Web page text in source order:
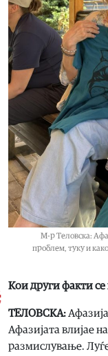
М-р Теловска:
проблем, туку и
Кои други факти се
ТЕЛОВСКА:
Афазијата влијае
размислување.